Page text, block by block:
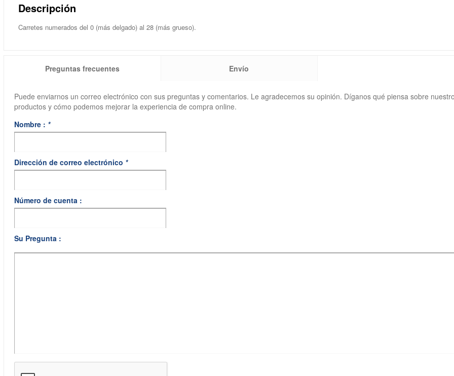
Descripción
Carretes numerados del 0 (más delgado) al 28 (más grueso).
Preguntas frecuentes Envío
Puede enviarnos un correo electrónico con sus preguntas y comentarios. Le agradecemos su opinión. Díganos qué piensa sobre
productos y cómo podemos mejorar la experiencia de compra online.
Nombre : *
Dirección de correo electrónico *
Número de cuenta :
Su Pregunta :